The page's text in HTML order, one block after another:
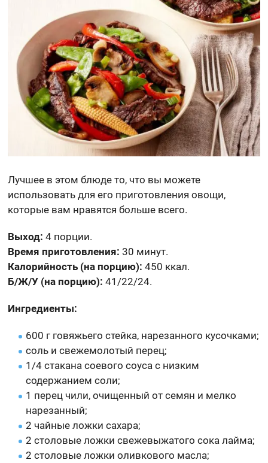
Лучшее в этом блюде то, что вы можете
использовать для его приготовления овощи,
которые вам нравятся больше всего.
Выход: 4 порции.
Время приготовления: 30 минут.
Калорийность (на порцию): 450 ккал.
Б/Ж/У (на порцию): 41/22/24.
Ингредиенты:
600 г говяжьего стейка, нарезанного кусочками;
соль и свежемолотый перец;
1/4 стакана соевого соуса с низким
содержанием соли;
1 перец чили, очищенный от семян и мелко
нарезанный;
2 чайные ложки сахара;
2 столовые ложки свежевыжатого сока лайма;
2 столовые ложки оливкового масла;